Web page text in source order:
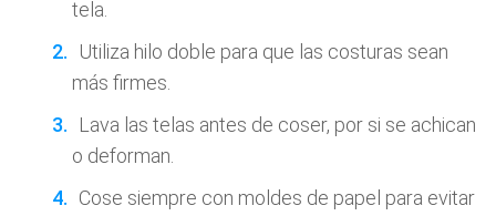
tela.
Utiliza hilo doble para que las costuras sean
más firmes.
Lava las telas antes de coser, por si se achican
o deforman.
Cose siempre con moldes de papel para evitar